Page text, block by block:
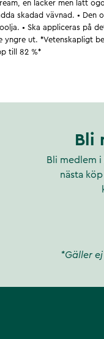
en läcker men lätt
skadad vävnad. • Den
• Ska appliceras på
yngre ut. *Vetenskapligt
till 82 %*
Bli
Bli medlem
nästa
*Gäller